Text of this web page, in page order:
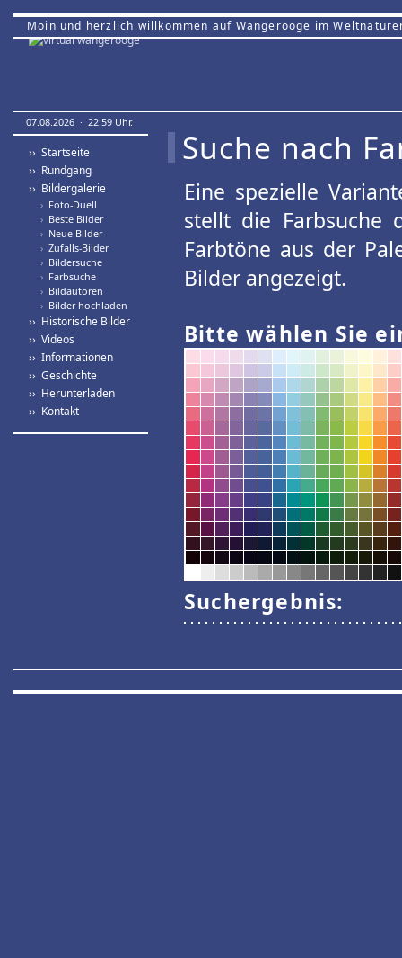
Moin und herzlich willkommen auf Wangerooge im
07.08.2026 · 22:59 Uhr.
›› Startseite
›› Rundgang
›› Bildergalerie
› Foto-Duell
› Beste Bilder
› Neue Bilder
› Zufalls-Bilder
› Bildersuche
› Farbsuche
› Bildautoren
› Bilder hochladen
›› Historische Bilder
›› Videos
›› Informationen
›› Geschichte
›› Herunterladen
›› Kontakt
Suche nach
Eine spezielle
stellt die Farbsuche
Farbtöne aus der
Bilder angezeigt.
Bitte wählen Sie
Suchergebnis: